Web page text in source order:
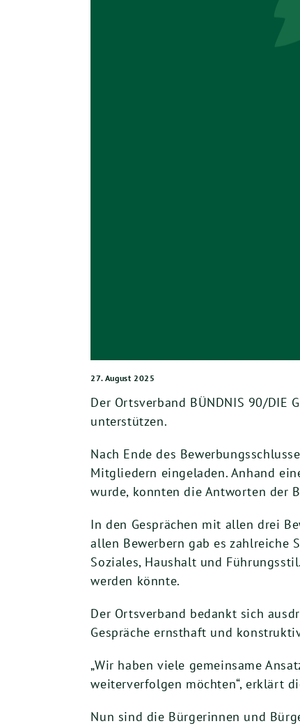
27. August 2025
Der Ortsverband BÜNDNIS 90/DIE
unterstützen.
Nach Ende des
Mitgliedern eingeladen. Anhand
wurde, konnten die Antworten der
In den Gesprächen mit allen drei
allen Bewerbern gab es zahlreiche
Soziales, Haushalt und
werden könnte.
Der Ortsverband bedankt sich
Gespräche ernsthaft und
„Wir haben viele gemeinsame
weiterverfolgen möchten“, erklärt
Nun sind die Bürgerinnen und